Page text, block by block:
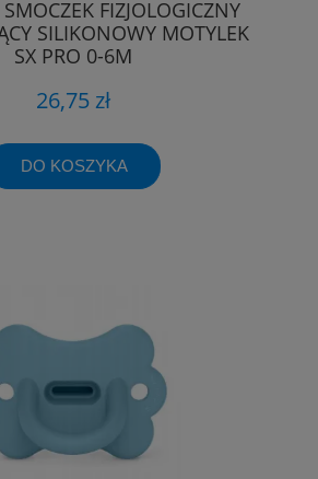
FIZJOLOGICZNY
SILIKONOWY MOTYLEK
SX PRO 0-6M
26,75 zł
DO KOSZYKA